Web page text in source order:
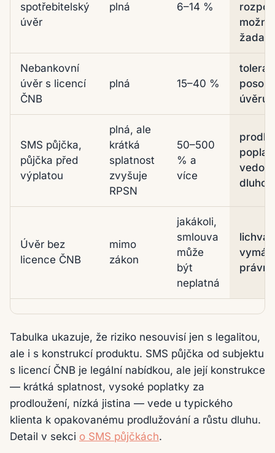
spotřebitelský
úvěr
plná 6–14 %
Nebankovní
úvěr s licencí
ČNB
plná 15–40 %
SMS půjčka,
půjčka před
výplatou
plná, ale
krátká
splatnost
zvyšuje
RPSN
50–500
% a
více
Úvěr bez
licence ČNB
mimo
zákon
jakákoli,
smlouva
může
být
neplatná
právní
Tabulka ukazuje, že riziko nesouvisí jen s legalitou,
ale i s konstrukcí produktu. SMS půjčka od subjektu
s licencí ČNB je legální nabídkou, ale její konstrukce
— krátká splatnost, vysoké poplatky za
prodloužení, nízká jistina — vede u typického
klienta k opakovanému prodlužování a růstu dluhu.
Detail v sekci o SMS půjčkách.